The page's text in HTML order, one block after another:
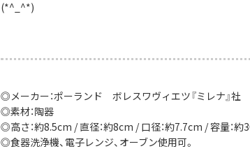
(*^_^*)
◎メーカー：ポーランド ボレスワヴィエツ『ミレナ』社
◎素材：陶器
◎高さ：約8.5cm / 直径：約8cm / 口径：約7.7cm / 容量：約
◎食器洗浄機、電子レンジ、オーブン使用可。